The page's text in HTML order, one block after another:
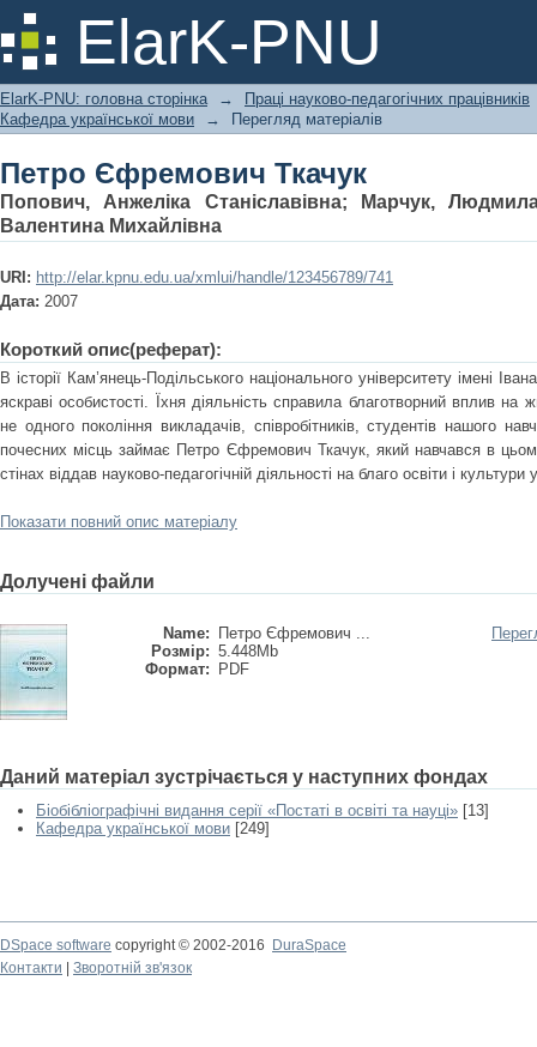
ElarK-PNU
Петро Єфремович Ткачук
ElarK-PNU: головна сторінка →
Праці науково-педагогічних працівників
Кафедра української мови
→ Перегляд матеріалів
Петро Єфремович Ткачук
Попович, Анжеліка Станіславівна;
Марчук,
Валентина Михайлівна
URI: http://elar.kpnu.edu.ua/xmlui/handle/123456789/741
Дата: 2007
Короткий опис(реферат):
В історії Кам’янець-Подільського національного університету імені
яскраві особистості. Їхня діяльність справила благотворний вплив на
не одного покоління викладачів, співробітників, студентів нашого
почесних місць займає Петро Єфремович Ткачук, який навчався в
стінах віддав науково-педагогічній діяльності на благо освіти і культури
Показати повний опис матеріалу
Долучені файли
Name:
Петро Єфремович ...
Розмір: 5.448Mb
Формат:
PDF
Даний матеріал зустрічається у наступних фондах
Біобібліографічні видання серії «Постаті в освіті та науці» [13]
Кафедра української мови [249]
DSpace software copyright © 2002-2016
DuraSpace
Контакти
Зворотній зв'язок